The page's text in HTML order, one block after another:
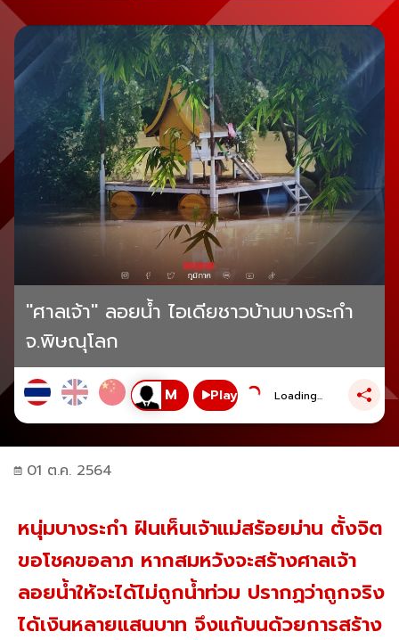
"ศาลเจ้า" ลอยน้ำ ไอเดียชาวบ้านบางระกำ
จ.พิษณุโลก
Play Loading...
01 ต.ค. 2564
หนุ่มบางระกำ ฝันเห็นเจ้าแม่สร้อยม่าน ตั้งจิต
ขอโชคขอลาภ หากสมหวังจะสร้างศาลเจ้า
ลอยน้ำให้จะได้ไม่ถูกน้ำท่วม ปรากฏว่าถูกจริง
ได้เงินหลายแสนบาท จึงแก้บนด้วยการสร้าง